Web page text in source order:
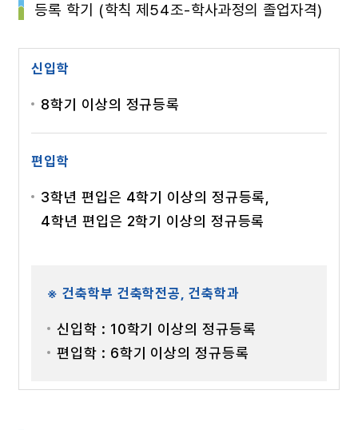
등록 학기 (학칙 제54조-학사과정의 졸업자격)
신입학
8학기 이상의 정규등록
편입학
3학년 편입은 4학기 이상의 정규등록,
4학년 편입은 2학기 이상의 정규등록
※ 건축학부 건축학전공, 건축학과
신입학 : 10학기 이상의 정규등록
편입학 : 6학기 이상의 정규등록